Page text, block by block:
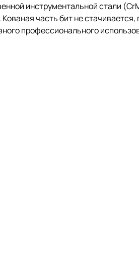
инструментальной стали
часть бит не стачивается,
профессионального